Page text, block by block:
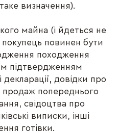
визначення).
майна (і йдеться не
покупець повинен бути
походження
підтвердженням
довідки про
попереднього
свідоцтва про
виписки, інші
готівки.